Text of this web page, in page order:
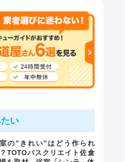
い
の”きれい”はどう作られ
TOTOバスクリエイト佐倉